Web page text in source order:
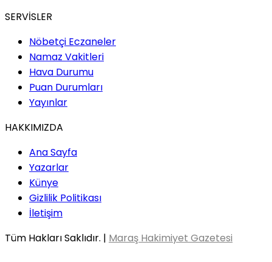
SERVİSLER
Nöbetçi Eczaneler
Namaz Vakitleri
Hava Durumu
Puan Durumları
Yayınlar
HAKKIMIZDA
Ana Sayfa
Yazarlar
Künye
Gizlilik Politikası
İletişim
Tüm Hakları Saklıdır. | Maraş Hakimiyet Gazetesi